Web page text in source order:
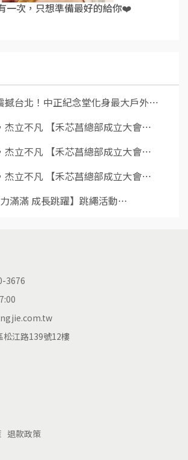
一次，只想準備最好的給你❤️
撼台北！中正紀念堂化身最大戶外⋯
杰立不凡 【禾芯菖總部成立大會⋯
杰立不凡 【禾芯菖總部成立大會⋯
杰立不凡 【禾芯菖總部成立大會⋯
力滿滿 成長跳躍】跳繩活動⋯
3676
松江路139號12樓
退款政策